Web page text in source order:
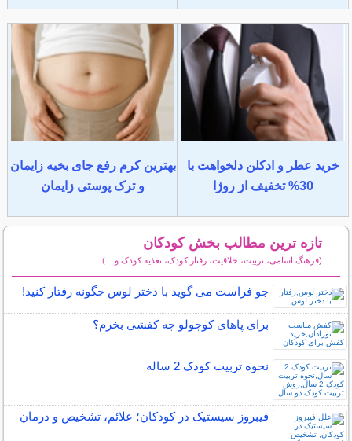
خرید عطر و ادکلن دلخواهت با
30% تخفیف از روژا
بهترین کرم رفع جای بخیه زایمان
و ترک پوستی زایمان
تازه ترین مطالب بخش کودکان
(فرهنگ اسامی، تربیت، خلاقیت، رفتار کودک، تغذیه کودک و ...)
جو فراست می گوید با دختر لوس چگونه رفتار کنید!
برای پاهای کوچولو چه کفشی بخرم؟
نحوه تربیت کودک 2 ساله
فیبروز سیستیک در کودکان؛ علائم، تشخیص و درمان